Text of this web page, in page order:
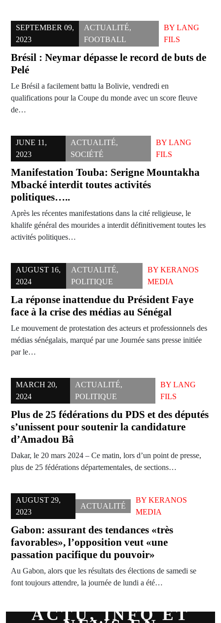
SEPTEMBER 09,
2023
ACTUALITÉ,
FOOTBALL
BYLANG
FILS
Brésil : Neymar dépasse le record de buts de
Pelé
Le Brésil a facilement battu la Bolivie, vendredi en
qualifications pour la Coupe du monde avec un score fleuve
de…
JUNE 11,
2023
ACTUALITÉ,
SOCIÉTÉ
BY LANG
FILS
Manifestation Touba: Serigne Mountakha
Mbacké interdit toutes activités
politiques…..
Après les récentes manifestations dans la cité religieuse, le
khalife général des mourides a interdit définitivement toutes les
activités politiques…
AUGUST 16,
2024
ACTUALITÉ,
POLITIQUE
BY KERANOS
MEDIA
La réponse inattendue du Président Faye
face à la crise des médias au Sénégal
Le mouvement de protestation des acteurs et professionnels des
médias sénégalais, marqué par une Journée sans presse initiée
par le…
MARCH 20,
2024
ACTUALITÉ,
POLITIQUE
BYLANG
FILS
Plus de 25 fédérations du PDS et des députés
s’unissent pour soutenir la candidature
d’Amadou Bâ
Dakar, le 20 mars 2024 – Ce matin, lors d’un point de presse,
plus de 25 fédérations départementales, de sections…
AUGUST 29,
2023
ACTUALITÉ
BYKERANOS
MEDIA
Gabon: assurant des tendances «très
favorables», l’opposition veut «une
passation pacifique du pouvoir»
Au Gabon, alors que les résultats des élections de samedi se
font toujours attendre, la journée de lundi a été…
ACTU, INFO ET